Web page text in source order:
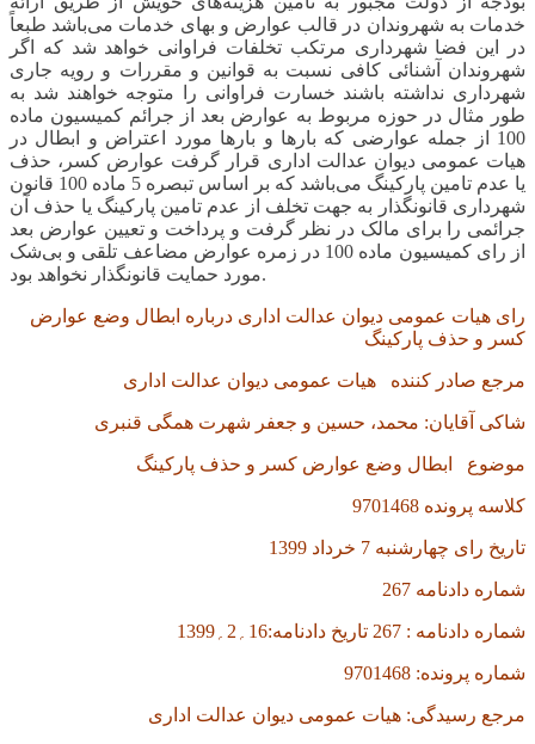
خدمات به شهروندان در قالب عوارض و بهای خدمات می‌باشد طبعاً
در این فضا شهرداری مرتکب تخلفات فراوانی خواهد شد که اگر
شهروندان آشنائی کافی نسبت به قوانین و مقررات و رویه جاری
شهرداری نداشته باشند خسارت فراوانی را متوجه خواهند شد به
طور مثال در حوزه مربوط به عوارض بعد از جرائم کمیسیون ماده
100 از جمله عوارضی که بارها و بارها مورد اعتراض و ابطال در
هیات عمومی دیوان عدالت اداری قرار گرفت عوارض کسر، حذف
یا عدم تامین پارکینگ می‌باشد که بر اساس تبصره 5 ماده 100 قانون
شهرداری قانونگذار به جهت تخلف از عدم تامین پارکینگ یا حذف آن
جرائمی را برای مالک در نظر گرفت و پرداخت و تعیین عوارض بعد
از رای کمیسیون ماده 100 در زمره عوارض مضاعف تلقی و بی‌شک
مورد حمایت قانونگذار نخواهد بود.
رای هیات عمومی دیوان عدالت اداری درباره ابطال وضع عوارض
کسر و حذف پارکینگ
مرجع صادر کننده هیات عمومی دیوان عدالت اداری
شاکی آقایان: محمد، حسین و جعفر شهرت همگی قنبری
موضوع ابطال وضع عوارض کسر و حذف پارکینگ
کلاسه پرونده 9701468
تاریخ رای چهارشنبه 7 خرداد 1399
شماره دادنامه 267
شماره دادنامه : 267 تاریخ دادنامه:16
2
1399
شماره پرونده: 9701468
مرجع رسیدگی: هیات عمومی دیوان عدالت اداری